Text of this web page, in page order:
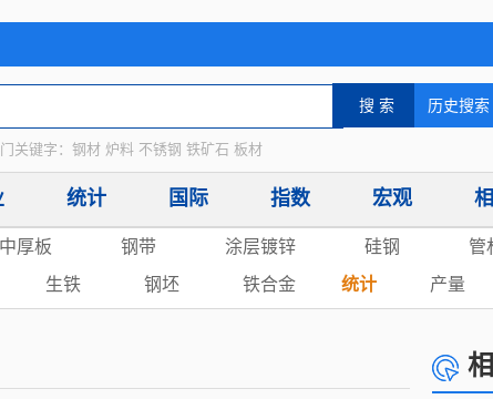
关键字：钢材 炉料 不锈钢 铁矿石 板材
统计 国际 指数 宏观
中厚板 钢带 涂层镀锌 硅钢 管
生铁 钢坯 铁合金 统计 产量